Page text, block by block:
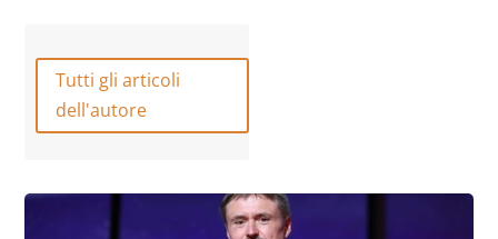
Tutti gli articoli
dell'autore